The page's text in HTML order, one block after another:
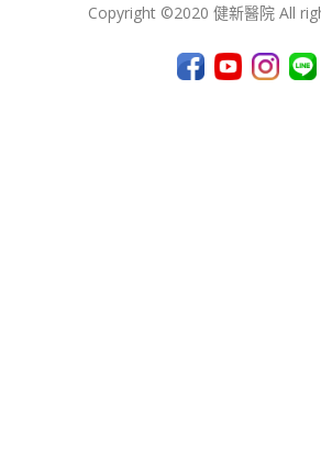
Copyright ©2020 健新醫院 All